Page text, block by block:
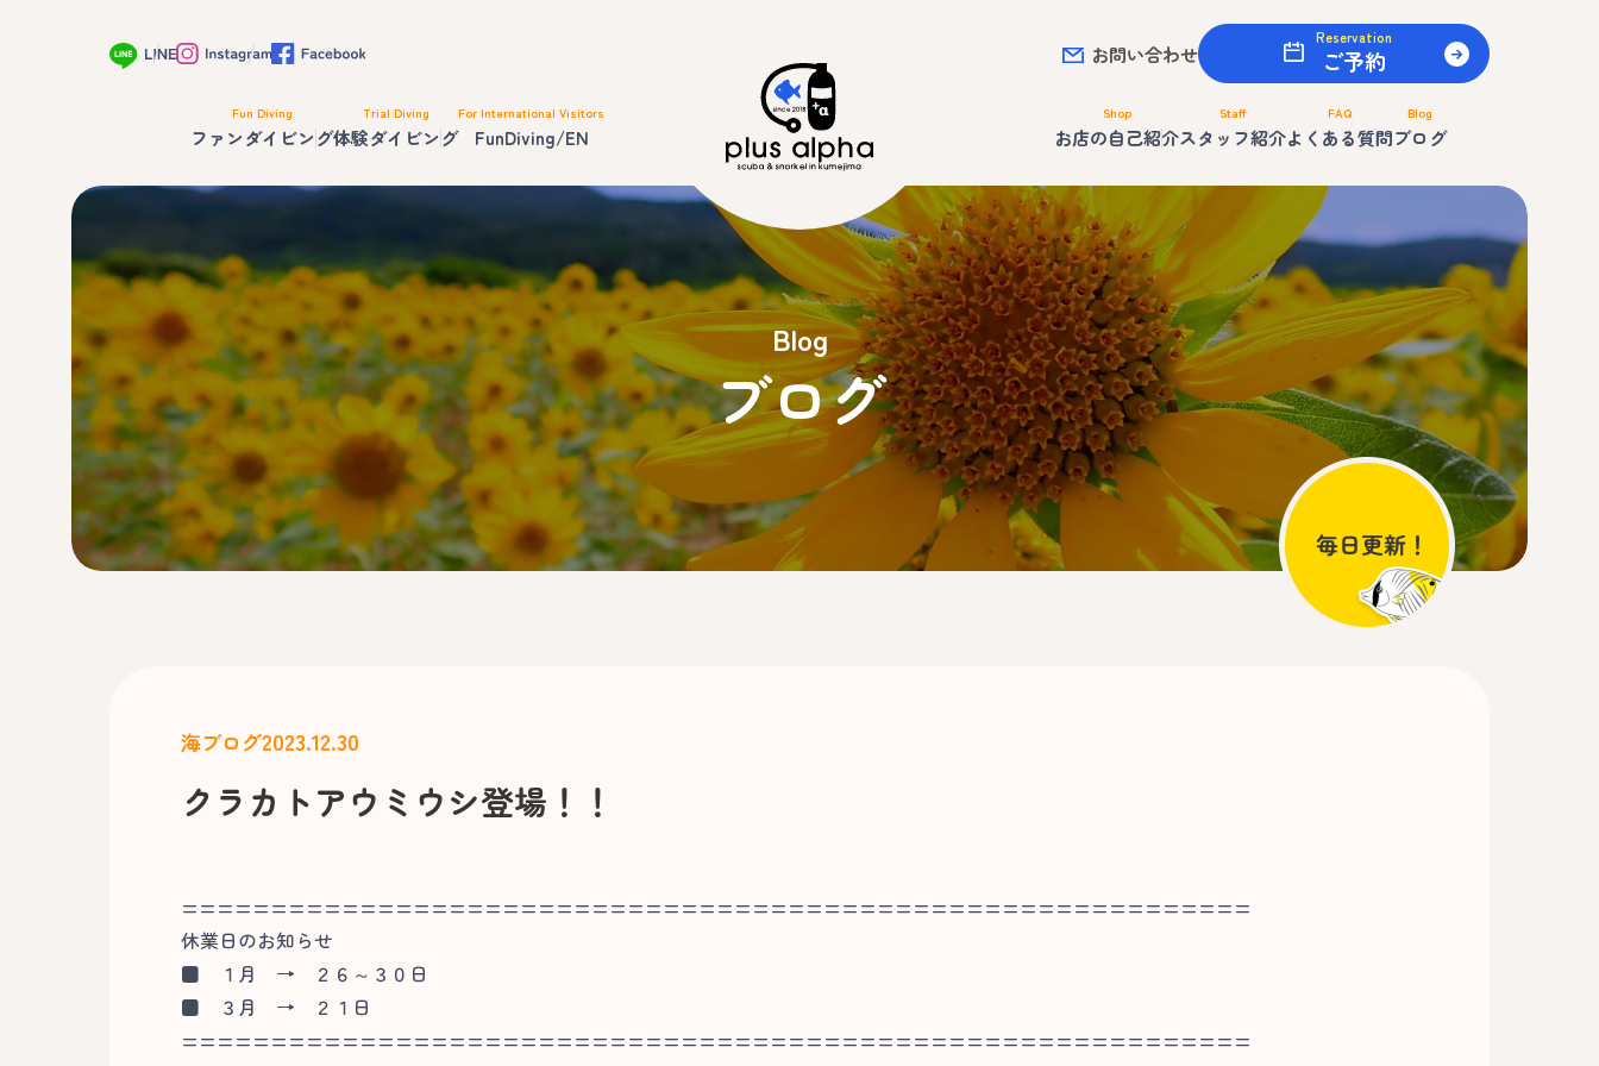
お問い合わせ
Reservation
ご予約
Fun Diving
ファンダイビング
Trial Diving
体験ダイビング
For International Visitors
FunDiving/EN
Shop
お店の自己紹介
Staff
スタッフ紹介
FAQ
よくある質問
Blog
ブログ
Blog
ブログ
海ブログ2023.12.30
クラカトアウミウシ登場！！
============================================================
休業日のお知らせ
■ １月 → ２６～３０日
■ ３月 → ２１日
============================================================